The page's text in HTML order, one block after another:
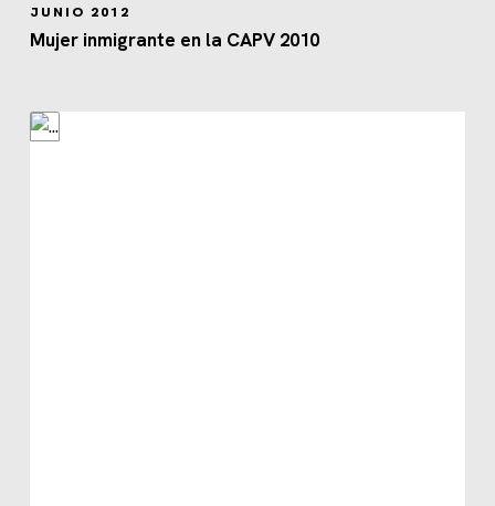
JUNIO 2012
Mujer inmigrante en la CAPV 2010